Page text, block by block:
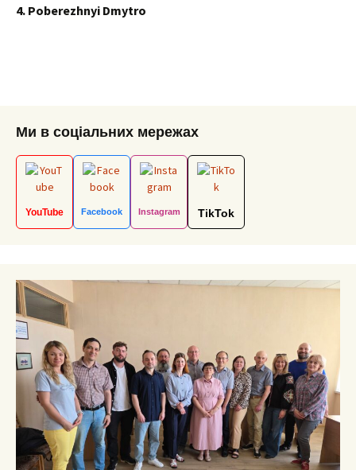
4. Poberezhnyi Dmytro
Ми в соціальних мережах
YouTube Facebook Instagram TikTok